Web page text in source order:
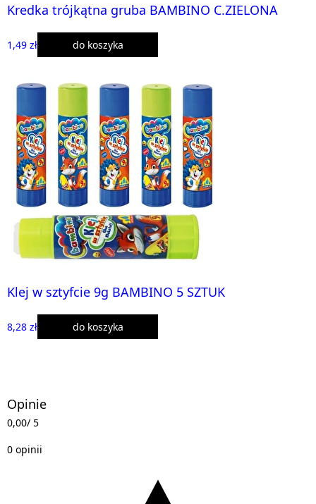
Kredka trójkątna gruba BAMBINO C.ZIELONA
1,49 zł do koszyka
Klej w sztyfcie 9g BAMBINO 5 SZTUK
8,28 zł do koszyka
Opinie
0,00/ 5
0 opinii